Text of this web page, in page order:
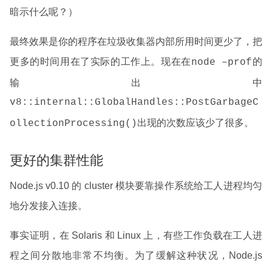
暗示什么呢？）
最终效果是你的程序在垃圾收集器内部所用时间更少了，把
更多的时间用在了实际的工作上。现在在node –prof的
输出中
v8::internal::GlobalHandles::PostGarbageC
ollectionProcessing() 出现的次数应该少了很多。
更好的集群性能
Node.js v0.10 的 cluster 模块要靠操作系统给工人进程均匀
地分发接入连接。
事实证明，在 Solaris 和 Linux 上，有些工作负载在工人进
程之间分散地非常不均衡。为了缓解这种状况，Node.js